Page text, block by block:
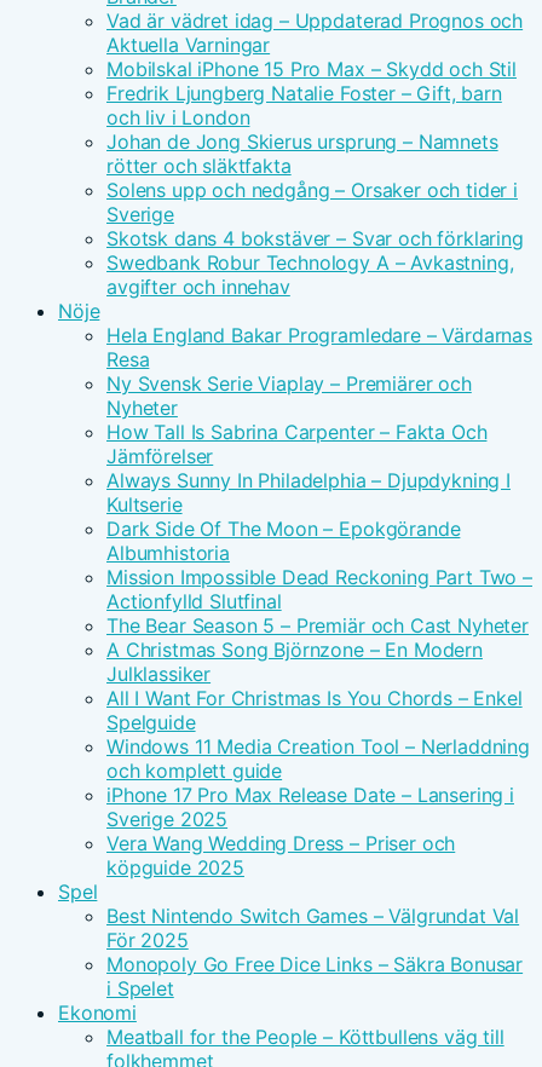
Vad är vädret idag – Uppdaterad Prognos och
Aktuella Varningar
Mobilskal iPhone 15 Pro Max – Skydd och Stil
Fredrik Ljungberg Natalie Foster – Gift, barn
och liv i London
Johan de Jong Skierus ursprung – Namnets
rötter och släktfakta
Solens upp och nedgång – Orsaker och tider i
Sverige
Skotsk dans 4 bokstäver – Svar och förklaring
Swedbank Robur Technology A – Avkastning,
avgifter och innehav
Nöje
Hela England Bakar Programledare – Värdarnas
Resa
Ny Svensk Serie Viaplay – Premiärer och
Nyheter
How Tall Is Sabrina Carpenter – Fakta Och
Jämförelser
Always Sunny In Philadelphia – Djupdykning I
Kultserie
Dark Side Of The Moon – Epokgörande
Albumhistoria
Mission Impossible Dead Reckoning Part Two –
Actionfylld Slutfinal
The Bear Season 5 – Premiär och Cast Nyheter
A Christmas Song Björnzone – En Modern
Julklassiker
All I Want For Christmas Is You Chords – Enkel
Spelguide
Windows 11 Media Creation Tool – Nerladdning
och komplett guide
iPhone 17 Pro Max Release Date – Lansering i
Sverige 2025
Vera Wang Wedding Dress – Priser och
köpguide 2025
Spel
Best Nintendo Switch Games – Välgrundat Val
För 2025
Monopoly Go Free Dice Links – Säkra Bonusar
i Spelet
Ekonomi
Meatball for the People – Köttbullens väg till
folkhemmet